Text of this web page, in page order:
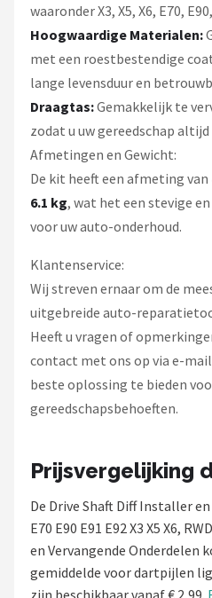
waaronder X3, X5, X6, E70,
Hoogwaardige Materialen:
met een roestbestendige
lange levensduur en
Draagtas:Gemakkelijk te
zodat u uw gereedschap altijd
Afmetingen en Gewicht:
De kit heeft een afmeting van
6.1 kg, wat het een stevige
voor uw auto-onderhoud.
Klantenservice:
Wij streven ernaar om de
uitgebreide auto-
Heeft u vragen of
contact met ons op via e-
beste oplossing te bieden
gereedschapsbehoeften.
Prijsvergelijking
De Drive Shaft Diff Installer
E70 E90 E91 E92 X3 X5 X6,
en Vervangende Onderdelen
gemiddelde voor dartpijlen
zijn beschikbaar vanaf € 2,99.